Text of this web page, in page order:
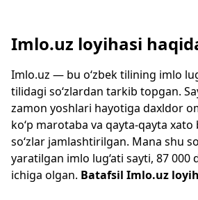
Imlo.uz loyihasi
Imlo.uz — bu o‘zbek tilining imlo
tilidagi so‘zlardan tarkib topgan.
zamon yoshlari hayotiga daxldor
ko‘p marotaba va qayta-qayta
so‘zlar jamlashtirilgan. Mana shu
yaratilgan imlo lug‘ati sayti, 87 000
ichiga olgan. Batafsil Imlo.uz